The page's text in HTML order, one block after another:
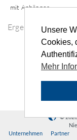
Unsere
Cookies,
Mehr
Ergebnisse der
mit Anhänger
« ‹
©
Unternehmen
Partner